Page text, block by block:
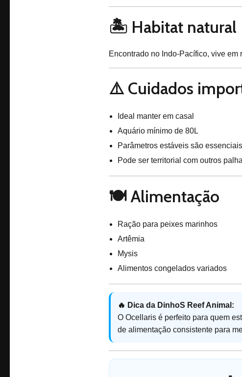
🏝️ Habitat natural
Encontrado no Indo-Pacífico, vive
⚠️ Cuidados
Ideal manter em casal
Aquário mínimo de 80L
Parâmetros estáveis são essenciais
Pode ser territorial com outros
🍽️ Alimentação
Ração para peixes marinhos
Artêmia
Mysis
Alimentos congelados variados
🔥 Dica da DinhoS Reef Animal:
O Ocellaris é perfeito para quem
de alimentação consistente para